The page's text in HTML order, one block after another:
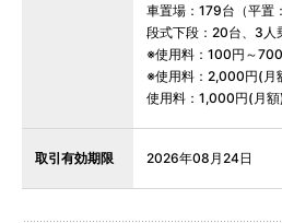
車置場：179台（平置
段式下段：20台、3人
※使用料：100円～
※使用料：2,000円(月
使用料：1,000円(月額
取引有効期限 2026年08月24日